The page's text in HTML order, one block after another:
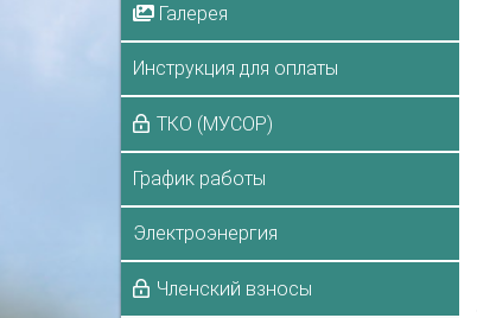
Галерея
Инструкция для оплаты
ТКО (МУСОР)
График работы
Электроэнергия
Членский взносы